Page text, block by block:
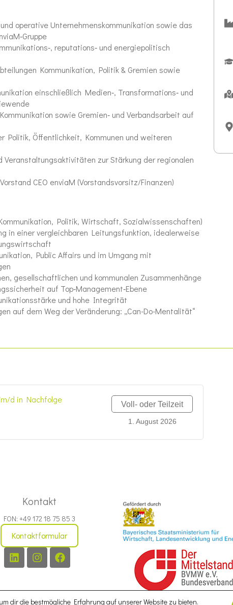
operative Unternehmenskommunikation sowie das
reputations‑ und energiepolitisch
Kommunikation, Politik & Gremien sowie
einschließlich Medien‑, Transformations‑ und
sowie Gremien‑ und Verbandsarbeit auf
Politik, Öffentlichkeit, Kommunen und weiteren
Veranstaltungsaktivitäten zur Stärkung der regionalen
CEO enviaM (Vorstandsvorsitz/Finanzen)
Politik, Wirtschaft, Sozialwissenschaften)
in einer vergleichbaren Leitungsfunktion, idealerweise
Public Affairs und im Umgang mit
gesellschaftlichen und kommunalen Zusammenhänge
auf Top‑Management‑Ebene
und hohe Integrität
auf dem Weg der Veränderung: „Can-Do-Mentalität“
d in Nachfolge Voll- oder Teilzeit
1. August 2026
Kontakt
FON: +49 172 18 75 85 3
Kontaktformular
dir die bestmögliche Erfahrung auf unserer Website zu bieten.